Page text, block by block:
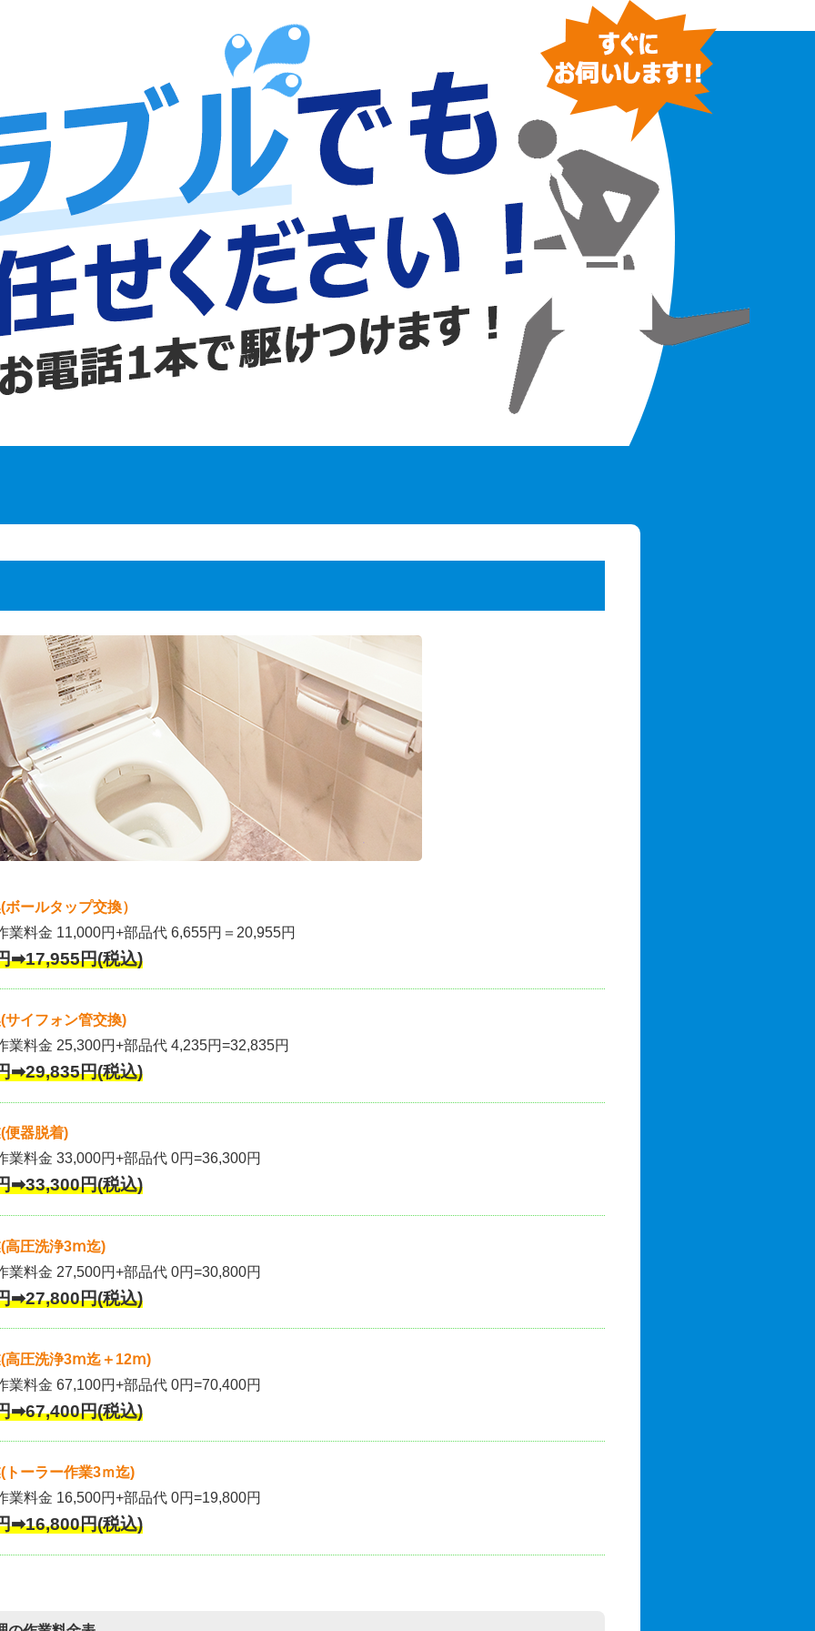
ールタップ交換）
業料金 11,000円+部品代 6,655円＝20,955円
➡17,955円(税込)
サイフォン管交換)
業料金 25,300円+部品代 4,235円=32,835円
➡29,835円(税込)
便器脱着)
業料金 33,000円+部品代 0円=36,300円
➡33,300円(税込)
高圧洗浄3ⅿ迄)
業料金 27,500円+部品代 0円=30,800円
➡27,800円(税込)
(高圧洗浄3ⅿ迄＋12ⅿ)
業料金 67,100円+部品代 0円=70,400円
➡67,400円(税込)
トーラー作業3ｍ迄)
業料金 16,500円+部品代 0円=19,800円
➡16,800円(税込)